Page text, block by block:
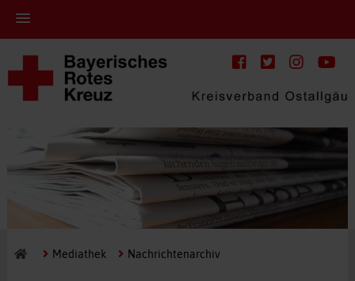
Mediathek Nachrichtenarchiv